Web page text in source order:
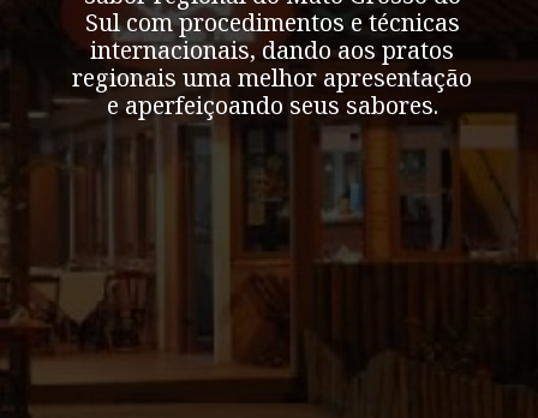
Sul com procedimentos e técnicas
internacionais, dando aos pratos
regionais uma melhor apresentação
e aperfeiçoando seus sabores.